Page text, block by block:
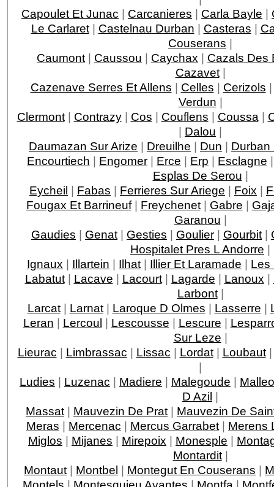
Capoulet Et Junac | Carcanieres | Carla Bayle |
Le Carlaret| Castelnau Durban | Casteras |
Couserans |
Caumont | Caussou | Caychax | Cazals Des
Cazavet|
Cazenave Serres Et Allens | Celles | Cerizols
Verdun |
Clermont| Contrazy| Cos | Couflens | Coussa |
| Dalou |
Daumazan Sur Arize | Dreuilhe | Dun | Durban
Encourtiech | Engomer | Erce | Erp | Esclagne
Esplas De Serou |
Eycheil | Fabas | Ferrieres Sur Ariege | Foix |
Fougax Et Barrineuf| Freychenet| Gabre |
Garanou |
Gaudies | Genat | Gesties | Goulier | Gourbit |
Hospitalet Pres L Andorre |
Ignaux | Illartein | Ilhat | Illier Et Laramade | Les
Labatut| Lacave | Lacourt| Lagarde | Lanoux |
Larbont|
Larcat| Larnat| Laroque D Olmes | Lasserre |
Leran | Lercoul | Lescousse | Lescure |
Sur Leze |
Lieurac | Limbrassac | Lissac | Lordat| Loubaut
|
Ludies | Luzenac | Madiere | Malegoude |
D Azil |
Massat | Mauvezin De Prat | Mauvezin De
Meras | Mercenac | Mercus Garrabet | Merens
Miglos | Mijanes | Mirepoix | Monesple |
Montardit|
Montaut | Montbel | Montegut En Couserans |